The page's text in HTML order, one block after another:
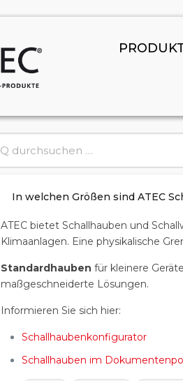
In welchen Größen sind ATEC
ATEC bietet Schallhauben und
Klimaanlagen. Eine physikalische
Standardhauben für kleinere
maßgeschneiderte Lösungen.
Informieren Sie sich hier:
Schallhaubenkonfigurator
Schallhauben im